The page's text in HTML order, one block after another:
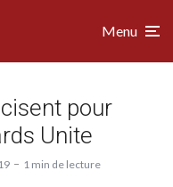
Menu
pour
Unite
1 min de lecture